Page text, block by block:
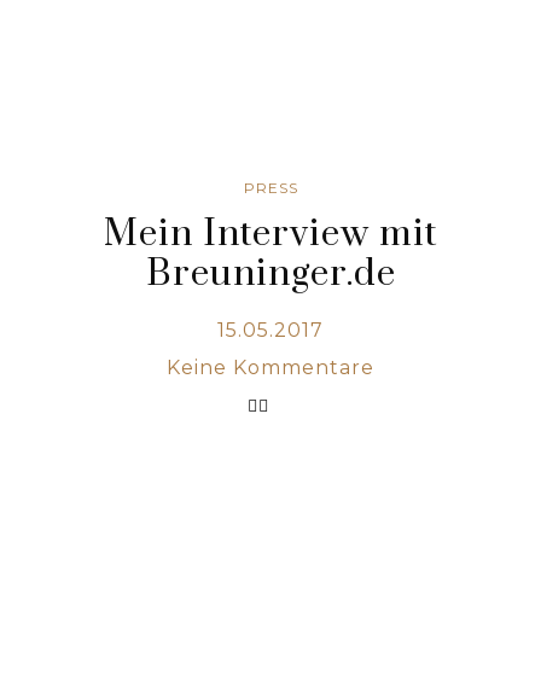
PRESS
Mein Interview mit
Breuninger.de
15.05.2017
Keine Kommentare